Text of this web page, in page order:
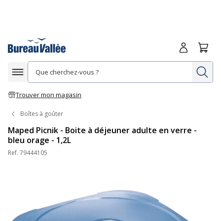
Afficher la navigation
Trouver mon magasin
Me
Boîtes à goûter
Maped Picnik - Boite à déjeuner adulte en verre -
bleu orage - 1,2L
Ref. 79444105